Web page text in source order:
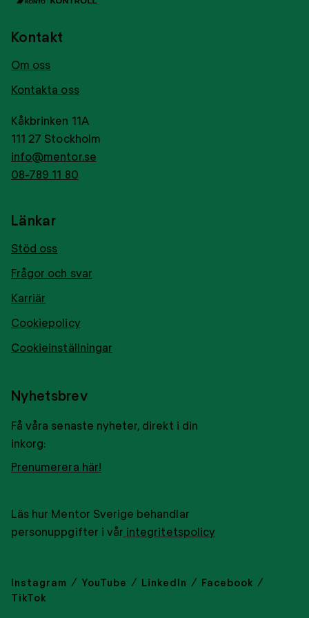
Kontakt
Om oss
Kontakta oss
Kåkbrinken 11A
111 27 Stockholm
info@mentor.se
08-789 11 80
Länkar
Stöd oss
Frågor och svar
Karriär
Cookiepolicy
Cookieinställningar
Nyhetsbrev
Få våra senaste nyheter, direkt i din
inkorg:
Prenumerera här!
Läs hur Mentor Sverige behandlar
personuppgifter i vår integritetspolicy
Instagram YouTube LinkedIn
Facebook
TikTok